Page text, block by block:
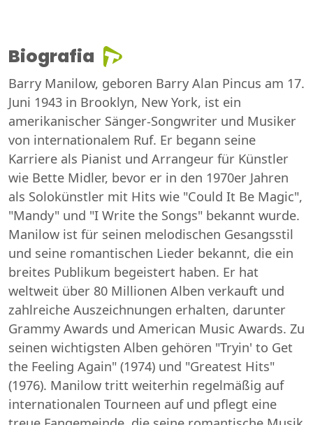
Biografia
Barry Manilow, geboren Barry Alan Pincus am 17.
Juni 1943 in Brooklyn, New York, ist ein
amerikanischer Sänger-Songwriter und Musiker
von internationalem Ruf. Er begann seine
Karriere als Pianist und Arrangeur für Künstler
wie Bette Midler, bevor er in den 1970er Jahren
als Solokünstler mit Hits wie "Could It Be Magic",
"Mandy" und "I Write the Songs" bekannt wurde.
Manilow ist für seinen melodischen Gesangsstil
und seine romantischen Lieder bekannt, die ein
breites Publikum begeistert haben. Er hat
weltweit über 80 Millionen Alben verkauft und
zahlreiche Auszeichnungen erhalten, darunter
Grammy Awards und American Music Awards. Zu
seinen wichtigsten Alben gehören "Tryin' to Get
the Feeling Again" (1974) und "Greatest Hits"
(1976). Manilow tritt weiterhin regelmäßig auf
internationalen Tourneen auf und pflegt eine